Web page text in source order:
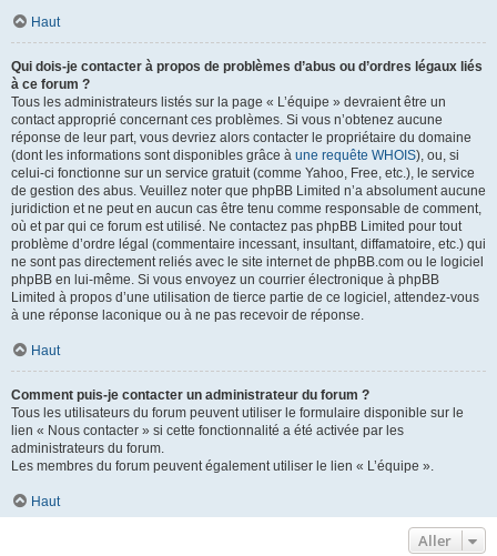
Haut
Qui dois-je contacter à propos de problèmes d’abus ou d’ordres légaux liés
à ce forum ?
Tous les administrateurs listés sur la page « L’équipe » devraient être un
contact approprié concernant ces problèmes. Si vous n’obtenez aucune
réponse de leur part, vous devriez alors contacter le propriétaire du domaine
(dont les informations sont disponibles grâce à une requête WHOIS), ou, si
celui-ci fonctionne sur un service gratuit (comme Yahoo, Free, etc.), le service
de gestion des abus. Veuillez noter que phpBB Limited n’a absolument aucune
juridiction et ne peut en aucun cas être tenu comme responsable de comment,
où et par qui ce forum est utilisé. Ne contactez pas phpBB Limited pour tout
problème d’ordre légal (commentaire incessant, insultant, diffamatoire, etc.) qui
ne sont pas directement reliés avec le site internet de phpBB.com ou le logiciel
phpBB en lui-même. Si vous envoyez un courrier électronique à phpBB
Limited à propos d’une utilisation de tierce partie de ce logiciel, attendez-vous
à une réponse laconique ou à ne pas recevoir de réponse.
Haut
Comment puis-je contacter un administrateur du forum ?
Tous les utilisateurs du forum peuvent utiliser le formulaire disponible sur le
lien « Nous contacter » si cette fonctionnalité a été activée par les
administrateurs du forum.
Les membres du forum peuvent également utiliser le lien « L’équipe ».
Haut
Aller